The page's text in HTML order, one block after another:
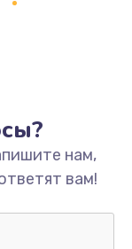
нам,
вам!